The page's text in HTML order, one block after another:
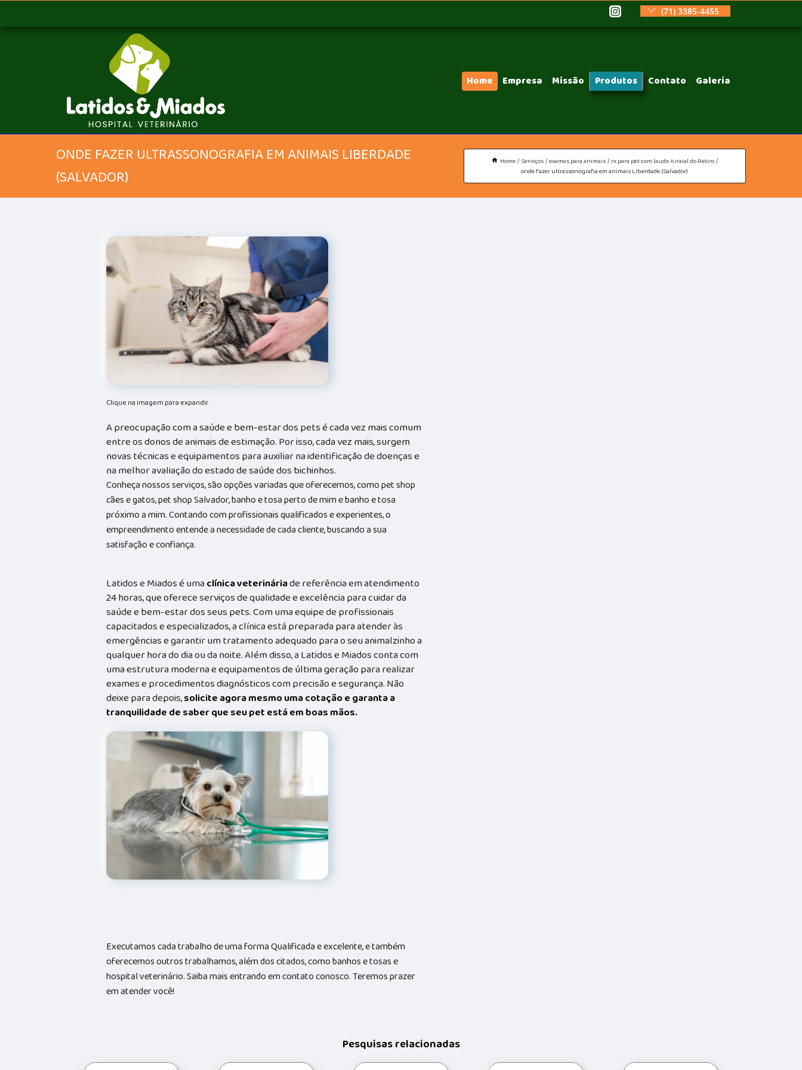
(71) 3385-4455
Home Empresa Missão Produtos Contato Galeria
ONDE FAZER ULTRASSONOGRAFIA EM ANIMAIS LIBERDADE
(SALVADOR)
Home Serviços exames para animais rx para pet com laudo Arraial do Retiro
onde fazer ultrassonografia em animais Liberdade (Salvador)
Clique na imagem para expandir
A preocupação com a saúde e bem-estar dos pets é cada vez mais comum
entre os donos de animais de estimação. Por isso, cada vez mais, surgem
novas técnicas e equipamentos para auxiliar na identificação de doenças e
na melhor avaliação do estado de saúde dos bichinhos.
Conheça nossos serviços, são opções variadas que oferecemos, como pet shop
cães e gatos, pet shop Salvador, banho e tosa perto de mim e banho e tosa
próximo a mim. Contando com profissionais qualificados e experientes, o
empreendimento entende a necessidade de cada cliente, buscando a sua
satisfação e confiança.
Latidos e Miados é umaclínica veterináriade referência em atendimento
24 horas, que oferece serviços de qualidade e excelência para cuidar da
saúde e bem-estar dos seus pets. Com uma equipe de profissionais
capacitados e especializados, a clínica está preparada para atender às
emergências e garantir um tratamento adequado para o seu animalzinho a
qualquer hora do dia ou da noite. Além disso, a Latidos e Miados conta com
uma estrutura moderna e equipamentos de última geração para realizar
exames e procedimentos diagnósticos com precisão e segurança. Não
deixe para depois,solicite agora mesmo uma cotação e garanta a
tranquilidade de saber que seu pet está em boas mãos.
Executamos cada trabalho de uma forma Qualificada e excelente, e também
oferecemos outros trabalhamos, além dos citados, como banhos e tosas e
hospital veterinário. Saiba mais entrando em contato conosco. Teremos prazer
em atender você!
Pesquisas relacionadas